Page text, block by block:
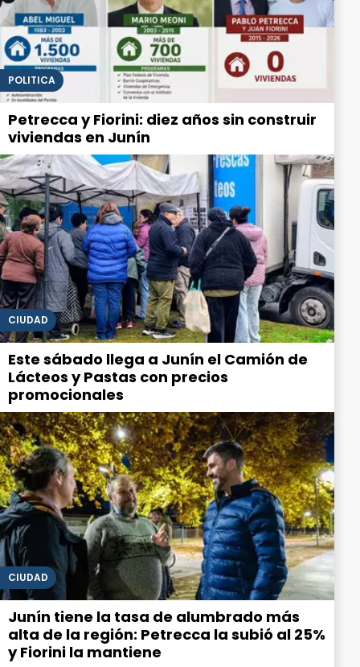
POLITICA
Petrecca y Fiorini: diez años sin construir
viviendas en Junín
CIUDAD
Este sábado llega a Junín el Camión de
Lácteos y Pastas con precios
promocionales
CIUDAD
Junín tiene la tasa de alumbrado más
alta de la región: Petrecca la subió al 25%
y Fiorini la mantiene